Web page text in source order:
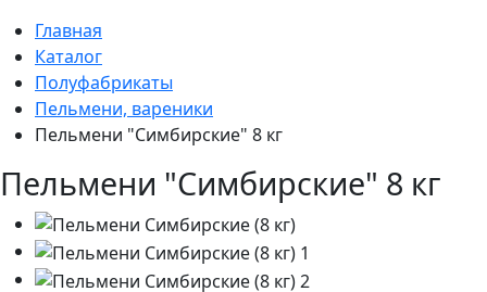
Главная
Каталог
Полуфабрикаты
Пельмени, вареники
Пельмени "Симбирские" 8 кг
Пельмени "Симбирские" 8 кг